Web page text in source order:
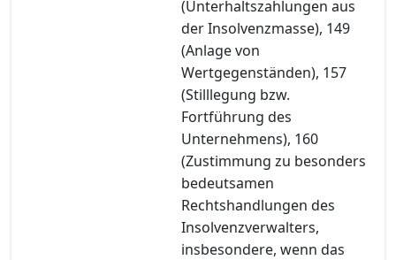
(Unterhaltszahlungen aus
der Insolvenzmasse), 149
(Anlage von
Wertgegenständen), 157
(Stilllegung bzw.
Fortführung des
Unternehmens), 160
(Zustimmung zu besonders
bedeutsamen
Rechtshandlungen des
Insolvenzverwalters,
insbesondere, wenn das